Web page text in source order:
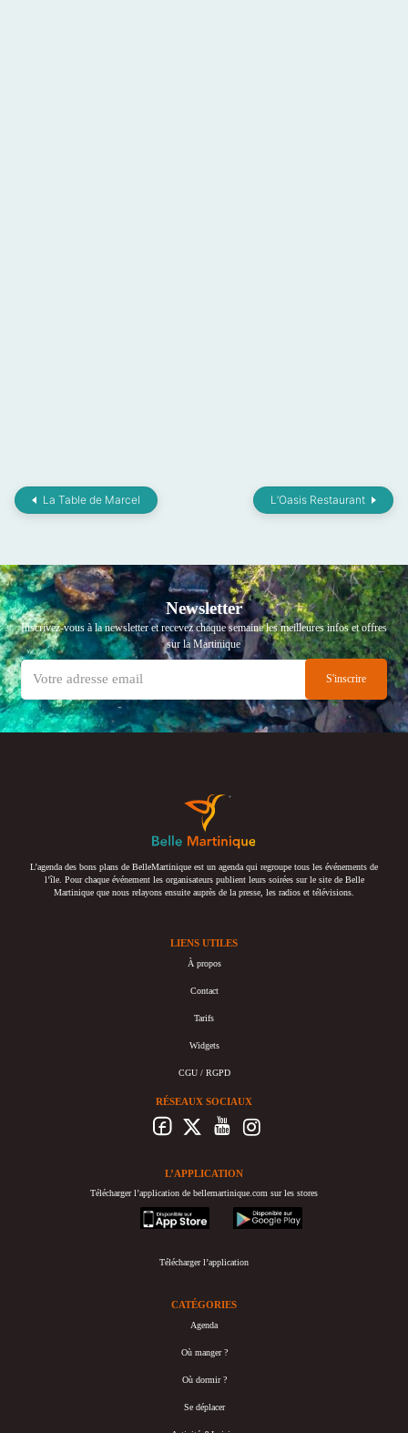
La Table de Marcel L’Oasis Restaurant
Newsletter
Inscrivez-vous à la newsletter et recevez chaque semaine les meilleures infos et offres
sur la Martinique
L’agenda des bons plans de BelleMartinique est un agenda qui regroupe tous les événements de
l’île. Pour chaque événement les organisateurs publient leurs soirées sur le site de Belle
Martinique que nous relayons ensuite auprès de la presse, les radios et télévisions.
LIENS UTILES
À propos
Contact
Tarifs
Widgets
CGU / RGPD
RÉSEAUX SOCIAUX
L’APPLICATION
Télécharger l’application de bellemartinique.com sur les stores
appstore
googleplay
Télécharger l’application
CATÉGORIES
Agenda
Où manger ?
Où dormir ?
Se déplacer